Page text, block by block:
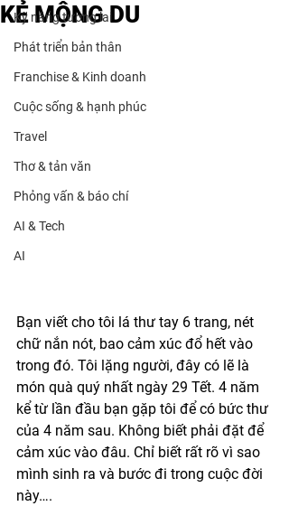
Kỹ năng tương lai
Phát triển bản thân
Franchise & Kinh doanh
Cuộc sống & hạnh phúc
Travel
Thơ & tản văn
Phỏng vấn & báo chí
AI & Tech
AI
KẺ MỘNG DU
Bạn viết cho tôi lá thư tay 6 trang, nét
chữ nắn nót, bao cảm xúc đổ hết vào
trong đó. Tôi lặng người, đây có lẽ là
món quà quý nhất ngày 29 Tết. 4 năm
kể từ lần đầu bạn gặp tôi để có bức thư
của 4 năm sau. Không biết phải đặt để
cảm xúc vào đâu. Chỉ biết rất rõ vì sao
mình sinh ra và bước đi trong cuộc đời
này….